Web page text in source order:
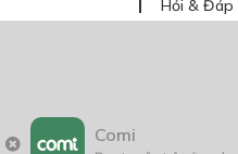
Hỏi & Đáp
2700/XN-CXBIPH do Cục Xuất
Giấy Đăng kí kinh doanh số
Comi